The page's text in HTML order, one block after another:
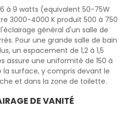
6 à 9 watts (equivalent 50-75W
3000-4000 K produit 500 à 750
général d'un salle de
Pour une grande salle de bain
un espacement de 1,2 à 1,5
assure une uniformité de 150 à
la surface, y compris devant le
et dans la zone de toilette.
DE VANITÉ